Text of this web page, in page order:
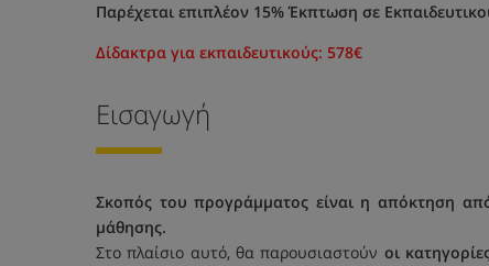
Παρέχεται επιπλέον 15% Έκπτωση σε
Δίδακτρα για εκπαιδευτικούς: 578€
Εισαγωγή
Σκοπός του προγράμματος είναι η απόκτηση
μάθησης.
Στο πλαίσιο αυτό, θα παρουσιαστούν οι